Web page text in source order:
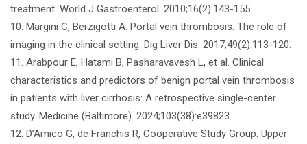
treatment. World J Gastroenterol. 2010;16(2):143-155.
10. Margini C, Berzigotti A. Portal vein thrombosis: The role of
imaging in the clinical setting. Dig Liver Dis. 2017;49(2):113-120.
11. Arabpour E, Hatami B, Pasharavavesh L, et al. Clinical
characteristics and predictors of benign portal vein thrombosis
in patients with liver cirrhosis: A retrospective single-center
study. Medicine (Baltimore). 2024;103(38):e39823.
12. D’Amico G, de Franchis R, Cooperative Study Group. Upper